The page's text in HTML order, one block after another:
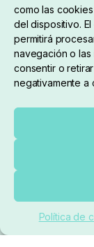
como las
del dispositivo.
permitirá
navegación o las
consentir o
negativamente a
Política de
Sobre
910 824
Lunes a